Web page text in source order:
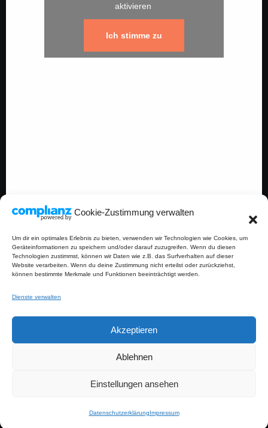
Cookie-Zustimmung verwalten
Um dir ein optimales Erlebnis zu bieten, verwenden wir Technologien wie Cookies, um
Geräteinformationen zu speichern und/oder darauf zuzugreifen. Wenn du diesen
Technologien zustimmst, können wir Daten wie z.B. das Surfverhalten auf dieser
Website verarbeiten. Wenn du deine Zustimmung nicht erteilst oder zurückziehst,
können bestimmte Merkmale und Funktionen beeinträchtigt werden.
Dienste verwalten
Akzeptieren
Ablehnen
Einstellungen ansehen
DatenschutzerklärungImpressum
aktivieren
Ich stimme zu
Salatschwester
Themeansar.